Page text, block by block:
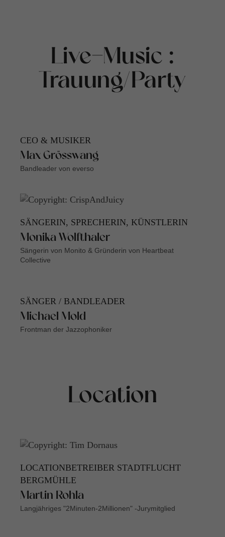
Live-Music :
Trauung/Party
CEO & MUSIKER
Max Grösswang
Bandleader von everso
SÄNGERIN, SPRECHERIN, KÜNSTLERIN
Monika Wolfthaler
Sängerin von Monito & Gründerin von Heartbeat
Collective
SÄNGER / BANDLEADER
Michael Mold
Frontman der Jazzophoniker
Location
LOCATIONBETREIBER STADTFLUCHT
BERGMÜHLE
Martin Rohla
Langjähriges "2Minuten-2Millionen" -Jurymitglied